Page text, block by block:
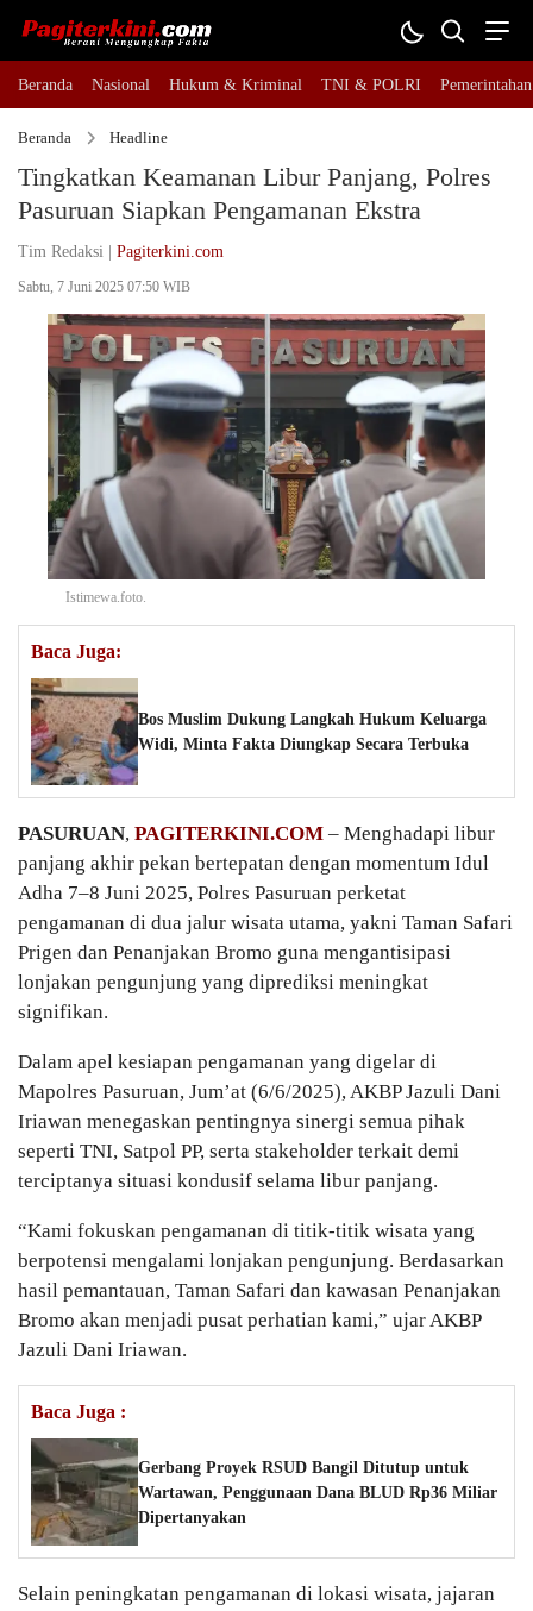
Beranda Nasional Hukum & Kriminal TNI & POLRI Pemerintahan
Beranda Headline
Tingkatkan Keamanan Libur Panjang, Polres
Pasuruan Siapkan Pengamanan Ekstra
Tim Redaksi | Pagiterkini.com
Sabtu, 7 Juni 2025 07:50 WIB
Istimewa.foto.
Baca Juga:
Bos Muslim Dukung Langkah Hukum Keluarga
Widi, Minta Fakta Diungkap Secara Terbuka
PASURUAN, PAGITERKINI.COM – Menghadapi libur
panjang akhir pekan bertepatan dengan momentum Idul
Adha 7–8 Juni 2025, Polres Pasuruan perketat
pengamanan di dua jalur wisata utama, yakni Taman Safari
Prigen dan Penanjakan Bromo guna mengantisipasi
lonjakan pengunjung yang diprediksi meningkat
signifikan.
Dalam apel kesiapan pengamanan yang digelar di
Mapolres Pasuruan, Jum’at (6/6/2025), AKBP Jazuli Dani
Iriawan menegaskan pentingnya sinergi semua pihak
seperti TNI, Satpol PP, serta stakeholder terkait demi
terciptanya situasi kondusif selama libur panjang.
“Kami fokuskan pengamanan di titik-titik wisata yang
berpotensi mengalami lonjakan pengunjung. Berdasarkan
hasil pemantauan, Taman Safari dan kawasan Penanjakan
Bromo akan menjadi pusat perhatian kami,” ujar AKBP
Jazuli Dani Iriawan.
Baca Juga :
Gerbang Proyek RSUD Bangil Ditutup untuk
Wartawan, Penggunaan Dana BLUD Rp36 Miliar
Dipertanyakan
Selain peningkatan pengamanan di lokasi wisata, jajaran